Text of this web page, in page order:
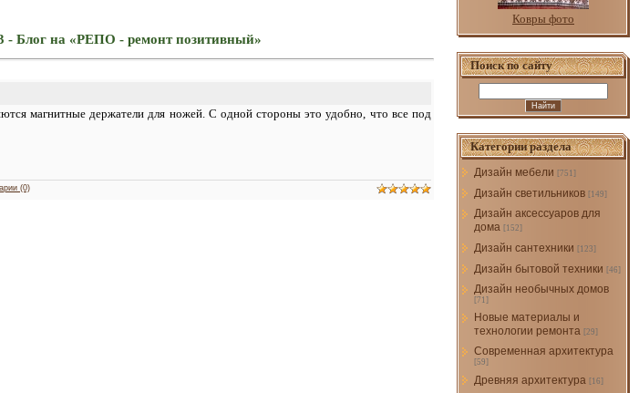
- Блог на «РЕПО - ремонт позитивный»
магнитные держатели для ножей. С одной стороны это удобно, что все под
(0)
Ковры фото
Поиск по сайту
Категории раздела
Дизайн мебели [751]
Дизайн светильников [149]
Дизайн аксессуаров для
дома [152]
Дизайн сантехники [123]
Дизайн бытовой техники [46]
Дизайн необычных домов
[71]
Новые материалы и
технологии ремонта [29]
Современная архитектура
[59]
Древняя архитектура [16]